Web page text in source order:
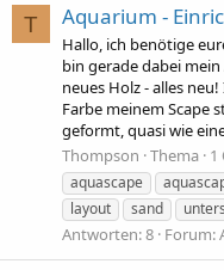
T Aquarium -
Hallo, ich benötige
bin gerade dabei
neues Holz - alles
Farbe meinem Scape
geformt, quasi wie
Thompson Thema 1
aquascape
layout
sand
Antworten: 8 Forum: